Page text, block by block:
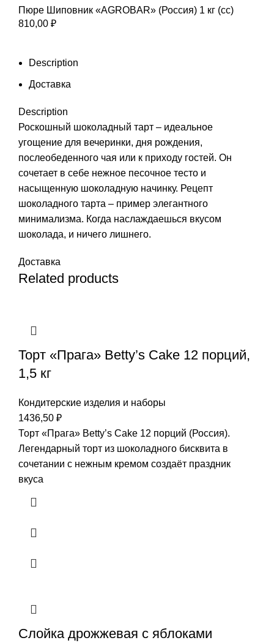
Пюре Шиповник «AGROBAR» (Россия) 1 кг (сс)
810,00 ₽
Description
Доставка
Description
Роскошный шоколадный тарт – идеальное
угощение для вечеринки, дня рождения,
послеобеденного чая или к приходу гостей. Он
сочетает в себе нежное песочное тесто и
насыщенную шоколадную начинку. Рецепт
шоколадного тарта – пример элегантного
минимализма. Когда наслаждаешься вкусом
шоколада, и ничего лишнего.
Доставка
Related products
Торт «Прага» Betty’s Cake 12 порций,
1,5 кг
Кондитерские изделия и наборы
1436,50 ₽
Торт «Прага» Betty’s Cake 12 порций (Россия).
Легендарный торт из шоколадного бисквита в
сочетании с нежным кремом создаёт праздник
вкуса
Слойка дрожжевая с яблоками